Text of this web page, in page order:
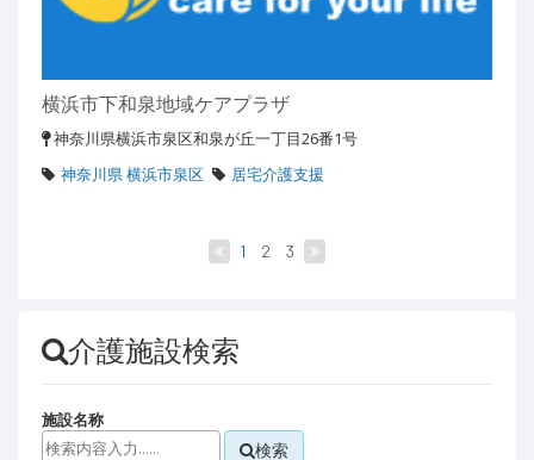
横浜市下和泉地域ケアプラザ
神奈川県横浜市泉区和泉が丘一丁目26番1号
神奈川県 横浜市泉区
居宅介護支援
1 2 3
介護施設検索
施設名称
検索